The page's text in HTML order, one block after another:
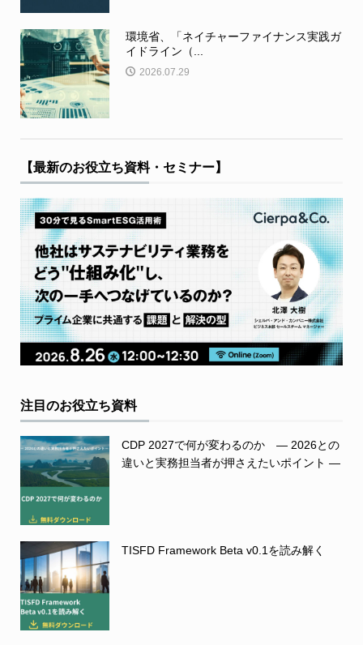
環境省、「ネイチャーファイナンス実践ガ
イドライン（...
2026.07.29
【最新のお役立ち資料・セミナー】
注目のお役立ち資料
CDP 2027で何が変わるのか ― 2026との
違いと実務担当者が押さえたいポイント ―
TISFD Framework Beta v0.1を読み解く